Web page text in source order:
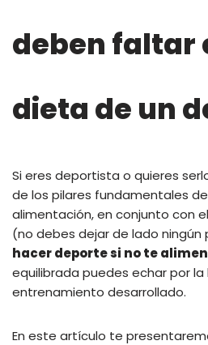
deben faltar
dieta de un
Si eres deportista o quieres
de los pilares fundamentales
alimentación, en conjunto con
(no debes dejar de lado ningún
hacer deporte si no te
equilibrada puedes echar por
entrenamiento desarrollado.
En este artículo te